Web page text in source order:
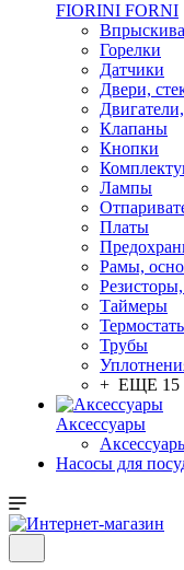
FIORINI FORNI
Горелки
Датчики
Двери,
Клапаны
Кнопки
Лампы
Платы
Рамы,
Таймеры
Трубы
+ ЕЩЕ 15
Аксессуары
Насосы для